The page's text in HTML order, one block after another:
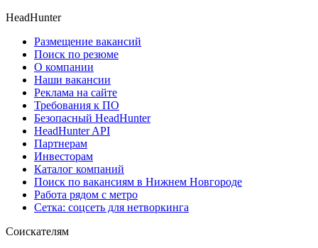
HeadHunter
Размещение вакансий
Поиск по резюме
О компании
Наши вакансии
Реклама на сайте
Требования к ПО
Безопасный HeadHunter
HeadHunter API
Партнерам
Инвесторам
Каталог компаний
Поиск по вакансиям в Нижнем Новгороде
Работа рядом с метро
Сетка: соцсеть для нетворкинга
Соискателям